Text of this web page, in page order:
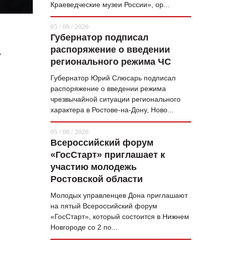
Краеведческие музеи России», ор...
05 / 08 / 2026
Губернатор подписал
распоряжение о введении
регионального режима ЧС
Губернатор Юрий Слюсарь подписал
распоряжение о введении режима
чрезвычайной ситуации регионального
характера в Ростове-на-Дону, Ново...
05 / 08 / 2026
Всероссийский форум
«ГосСтарт» приглашает к
участию молодежь
Ростовской области
Молодых управленцев Дона приглашают
на пятый Всероссийский форум
«ГосСтарт», который состоится в Нижнем
Новгороде со 2 по...